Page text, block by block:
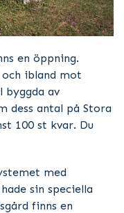
en öppning.
ibland mot
byggda av
dess antal på Stora
100 st kvar. Du
med
sin speciella
finns en